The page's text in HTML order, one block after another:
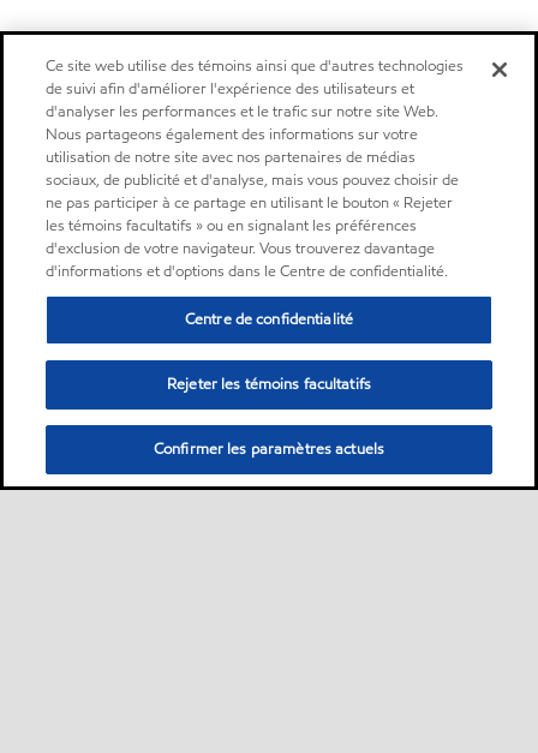
Ce site web utilise des témoins ainsi que d'autres technologies
de suivi afin d'améliorer l'expérience des utilisateurs et
d'analyser les performances et le trafic sur notre site Web.
Nous partageons également des informations sur votre
utilisation de notre site avec nos partenaires de médias
sociaux, de publicité et d'analyse, mais vous pouvez choisir de
ne pas participer à ce partage en utilisant le bouton « Rejeter
les témoins facultatifs » ou en signalant les préférences
d'exclusion de votre navigateur. Vous trouverez davantage
d'informations et d'options dans le Centre de confidentialité.
Centre de confidentialité
Rejeter les témoins facultatifs
Confirmer les paramètres actuels